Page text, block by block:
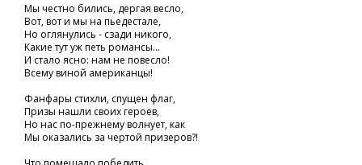
Мы честно бились, дергая весло,
Вот, вот и мы на пьедестале,
Но оглянулись - сзади никого,
Какие тут уж петь романсы...
И стало ясно: нам не повесло!
Всему виной американцы!
Фанфары стихли, спущен флаг,
Призы нашли своих героев,
Но нас по-прежнему волнует, как
Мы оказались за чертой призеров?!